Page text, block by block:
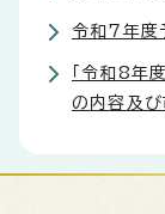
令和7年度
「令和8年
の内容及